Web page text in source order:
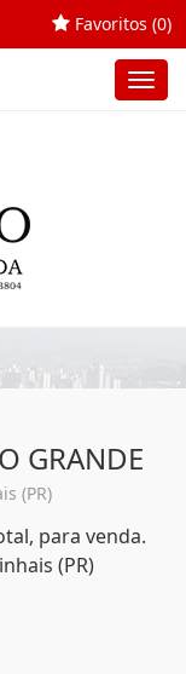
Favoritos (0)
GRANDE
(PR)
para venda.
(PR)